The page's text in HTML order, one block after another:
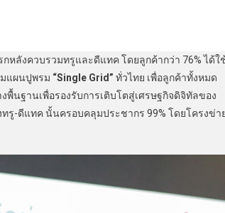
กหลังควบรวมทรูและดีแทค โดยลูกค้ากว่า 76% ได้ใ
มแผนปูพรม “Single Grid” ทั่วไทย เพื่อลูกค้าทั้งหมด
พื้นฐานเพื่อรองรับการเติบโตสู่เศรษฐกิจดิจิทัลของ
รู-ดีแทค นั้นครอบคลุมประชากร 99% โดยโครงข่า